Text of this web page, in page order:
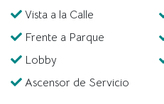
calle Ignacio Merino,
y conexión con la
Lobbytotalmente
Gimnasio
Sala de juegos para niños
Vista a la Calle
Frente a Parque
Lobby
Ascensor de Servicio